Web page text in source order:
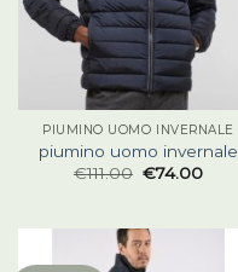
PIUMINO UOMO INVERNALE
piumino uomo invernale
€111.00 €74.00